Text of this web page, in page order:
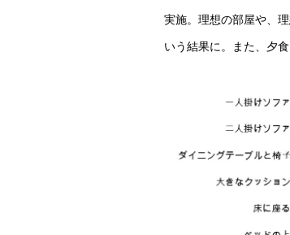
実施。理想の部屋や、
いう結果に。また、夕